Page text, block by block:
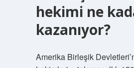
hekimi ne
kazanıyor?
Amerika Birleşik